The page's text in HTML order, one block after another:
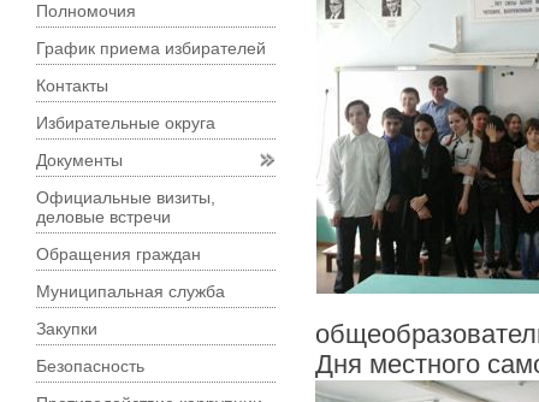
Дня местного
Полномочия
График приема избирателей
Контакты
Избирательные округа
Документы
Официальные визиты,
деловые встречи
Обращения граждан
Муниципальная служба
Закупки
Безопасность